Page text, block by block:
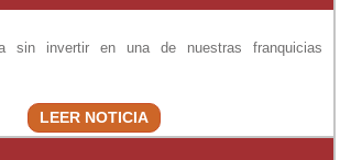
sin invertir en una de nuestras franquicias
LEER NOTICIA